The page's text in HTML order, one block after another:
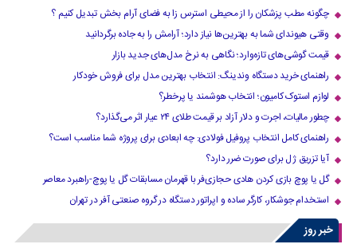
چگونه مطب پزشکان را از محیطی استرس زا به فضای آرام بخش تبدیل کنیم ؟
وقتی هیوندای شما به بهترین‌ها نیاز دارد؛ آرامش را به جاده برگردانید
قیمت گوشی‌های تازه‌وارد؛ نگاهی به نرخ مدل‌های جدید بازار
راهنمای خرید دستگاه وندینگ: انتخاب بهترین مدل برای فروش خودکار
لوازم استوک کامیون؛ انتخاب هوشمند یا پرخطر؟
چطور مالیات، اجرت و دلار آزاد بر قیمت طلای ۲۴ عیار اثر می‌گذارد؟
راهنمای کامل انتخاب پروفیل فولادی: چه ابعادی برای پروژه شما مناسب است؟
آیا تزریق ژل برای صورت ضرر دارد​؟
گل یا پوچ بازی کردن هادی حجازی‌فر با قهرمان مسابقات گل یا پوچ-راهبرد معاصر
استخدام جوشکار، کارگر ساده و اپراتور دستگاه در گروه صنعتی آفر در تهران
خبر روز